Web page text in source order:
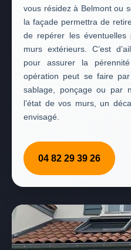
vous résidez à Belmont ou
la façade permettra de
de repérer les éventuelles
murs extérieurs. C’est
pour assurer la
opération peut se faire par
sablage, ponçage ou par
l’état de vos murs, un
envisagé.
04 82 29 39 26